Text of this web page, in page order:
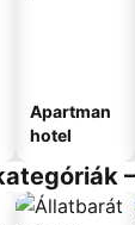
Apartman
hotel